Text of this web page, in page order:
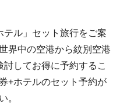
ル」セット旅行をご案
界中の空港から紋別空港
してお得に予約するこ
+ホテルのセット予約が
。